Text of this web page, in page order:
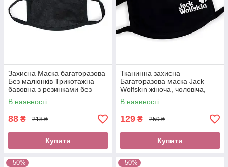
Захисна Маска багаторазова
Без малюнків Трикотажна
бавовна з резинками без
логотипу доросла, підліткова
В наявності
88 ₴ 218 ₴
Купити
Тканинна захисна
Багаторазова маска Jack
Wolfskin жіноча, чоловіча,
підліткова бавовна Джек
Волфскін одяг
В наявності
129 ₴ 259 ₴
Купити
–50% –50%